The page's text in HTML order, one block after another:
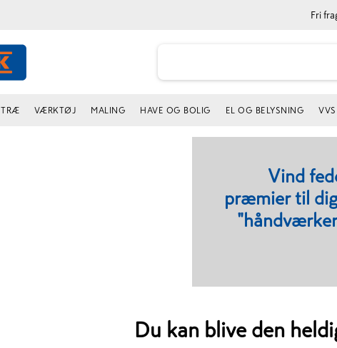
Fri
TRÆ VÆRKTØJ MALING HAVE OG BOLIG EL OG BELYSNING
Vind
præmier til
Du kan blive den